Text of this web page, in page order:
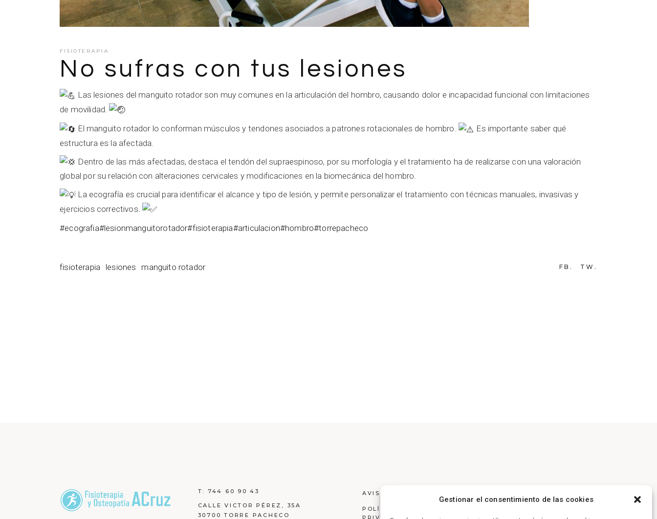
Gestionar el consentimiento de las cookies
FISIOTERAPIA
No sufras con tus lesiones
Las lesiones del manguito rotador son muy comunes en la articulación del hombro, causando dolor e incapacidad funcional con limitaciones
de movilidad.
El manguito rotador lo conforman músculos y tendones asociados a patrones rotacionales de hombro.
Es importante saber qué
estructura es la afectada.
Dentro de las más afectadas, destaca el tendón del supraespinoso, por su morfología y el tratamiento ha de realizarse con una valoración
global por su relación con alteraciones cervicales y modificaciones en la biomecánica del hombro.
La ecografía es crucial para identificar el alcance y tipo de lesión, y permite personalizar el tratamiento con técnicas manuales, invasivas y
ejercicios correctivos.
#ecografia#lesionmanguitorotador#fisioterapia#articulacion#hombro#torrepacheco
fisioterapia lesiones manguito rotador FB TW
T: 744 60 90 43
CALLE VICTOR PÉREZ, 35A
30700 TORRE PACHECO
AVISO LEGAL
POLÍTICA DE